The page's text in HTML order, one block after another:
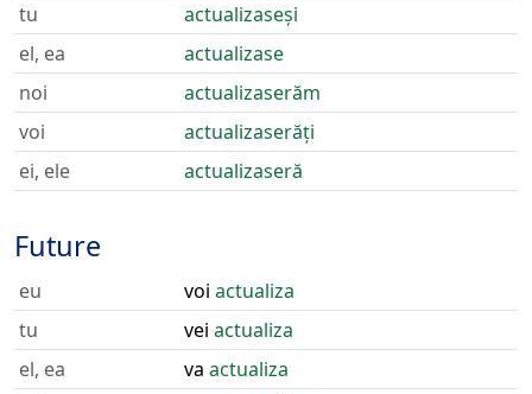
tu
actualizaseși
el, ea
actualizase
noi
actualizaserăm
voi
actualizaserăți
ei, ele
actualizaseră
Future
eu voi actualiza
tu
vei actualiza
el, ea
va actualiza